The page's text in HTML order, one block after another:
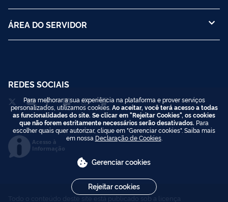
ÁREA DO SERVIDOR
REDES SOCIAIS
Acesso à
Informação
Todo o conteúdo deste site está publicado sob a licença
Para melhorar a sua experiência na plataforma e prover serviços
personalizados, utilizamos cookies. Ao aceitar, você terá acesso a todas
as funcionalidades do site. Se clicar em "Rejeitar Cookies", os cookies
que não forem estritamente necessários serão desativados. Para
escolher quais quer autorizar, clique em "Gerenciar cookies". Saiba mais
em nossa Declaração de Cookies.
Gerenciar cookies
Rejeitar cookies